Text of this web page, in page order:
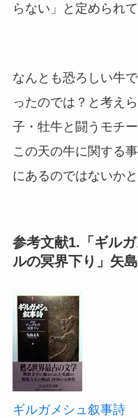
らない」と定められて
なんとも恐ろしい牛
ったのでは？と考え
子・牡牛と闘うモチ
この天の牛に関する
にあるのではないか
参考文献1.「ギル
ルの冥界下り」矢
ギルガメシュ叙事詩